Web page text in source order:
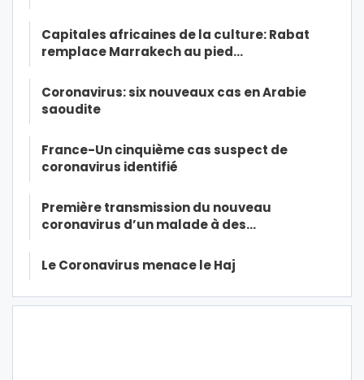
Capitales africaines de la culture: Rabat
remplace Marrakech au pied…
Coronavirus: six nouveaux cas en Arabie
saoudite
France-Un cinquième cas suspect de
coronavirus identifié
Première transmission du nouveau
coronavirus d’un malade à des…
Le Coronavirus menace le Haj